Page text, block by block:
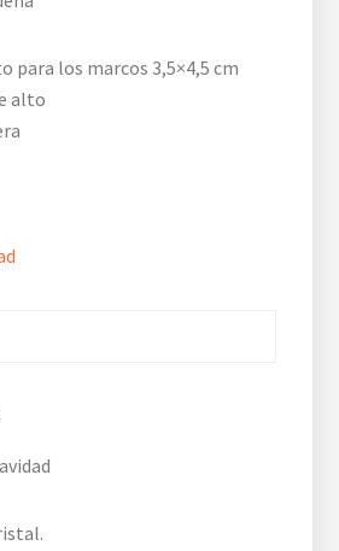
para los marcos 3,5×4,5 cm
alto